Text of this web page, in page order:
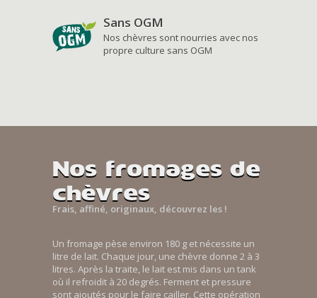
Sans OGM
Nos chèvres sont nourries avec nos
propre culture sans OGM
Nos fromages de
chèvres
Frais, affiné, originaux, découvrez les !
Un fromage pèse environ 180 g et nécessite un
litre de lait. Chaque jour, une chèvre donne 2 à 3
litres. Après la traite, le lait est mis dans un tank
où il refroidit à 20 degrés. Ferment et pressure
sont ajoutés pour le faire cailler. Cette opération